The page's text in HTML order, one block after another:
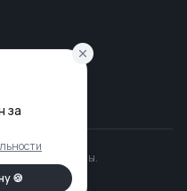
права защищены.
за
🍪